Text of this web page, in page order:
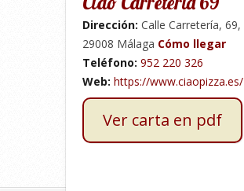
Dirección: Calle Carretería, 69,
29008 Málaga Cómo llegar
Teléfono: 952 220 326
Web: https://www.ciaopizza.es/
Ver carta en pdf